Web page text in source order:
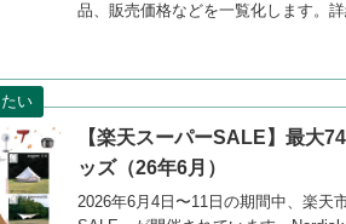
品、販売価格などを一覧化します。詳
【楽天スーパーSALE】最大
ッズ（26年6月）
2026年6月4日〜11日の期間中、楽天